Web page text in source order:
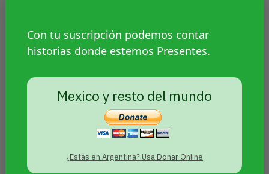
Con tu suscripción podemos contar
historias donde estemos Presentes.
Mexico y resto del mundo
¿Estás en Argentina? Usa Donar Online
2019: año del lobby anti-LGBT en
Paraguay